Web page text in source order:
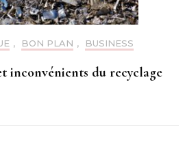
, BON PLAN , BUSINESS
inconvénients du recyclage